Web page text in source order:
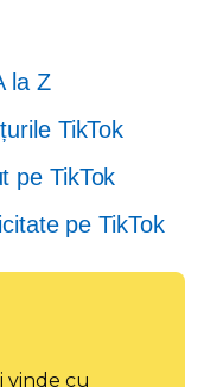
la Z
TikTok
pe TikTok
pe TikTok
vinde cu